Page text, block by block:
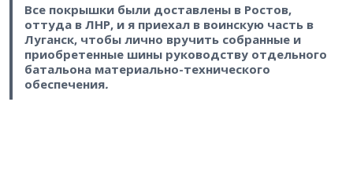
Все покрышки были доставлены в Ростов,
оттуда в ЛНР, и я приехал в воинскую часть в
Луганск, чтобы лично вручить собранные и
приобретенные шины руководству отдельного
батальона материально-технического
обеспечения.